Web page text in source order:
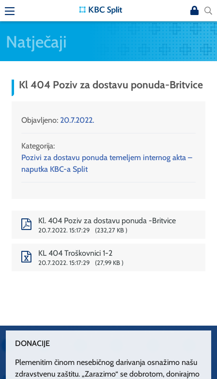
Natječaji
Kl 404 Poziv za dostavu ponuda-Britvice
Objavljeno: 20.7.2022.
Kategorija:
Pozivi za dostavu ponuda temeljem internog akta –
naputka KBC-a Split
Kl. 404 Poziv za dostavu ponuda -Britvice
20.7.2022. 15:17:29 232,27 KB
KL 404 Troškovnici 1-2
20.7.2022. 15:17:29 27,99 KB
DONACIJE
Plemenitim činom nesebičnog darivanja osnažimo našu
zdravstvenu zaštitu. „Zarazimo“ se dobrotom, donirajmo